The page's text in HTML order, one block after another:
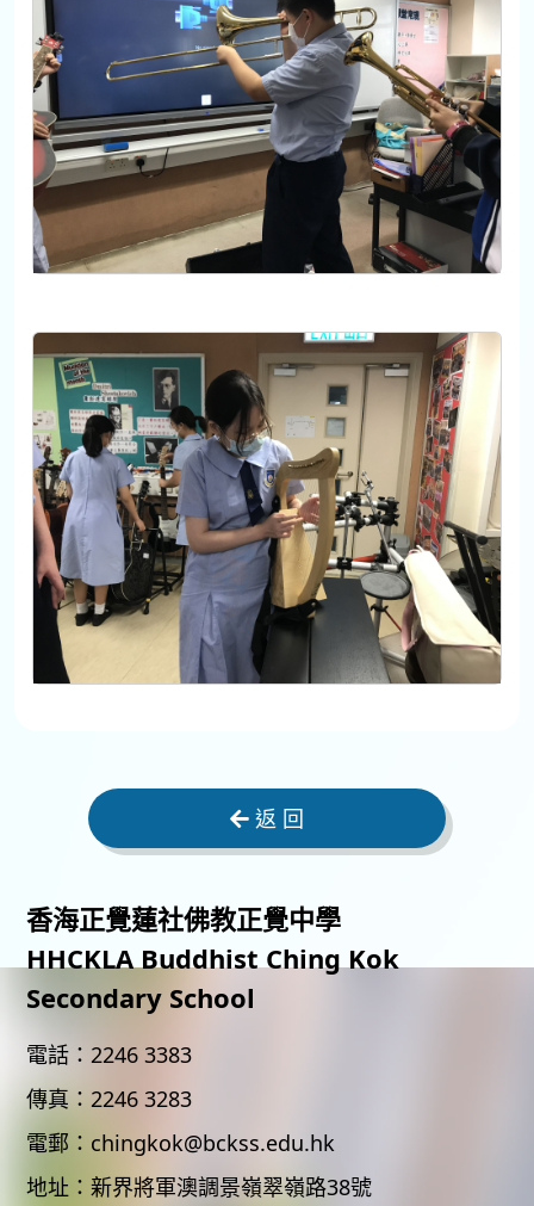
返 回
香海正覺蓮社佛教正覺中學
HHCKLA Buddhist Ching Kok
Secondary School
電話： 2246 3383
傳真： 2246 3283
電郵： chingkok@bckss.edu.hk
地址： 新界將軍澳調景嶺翠嶺路38號